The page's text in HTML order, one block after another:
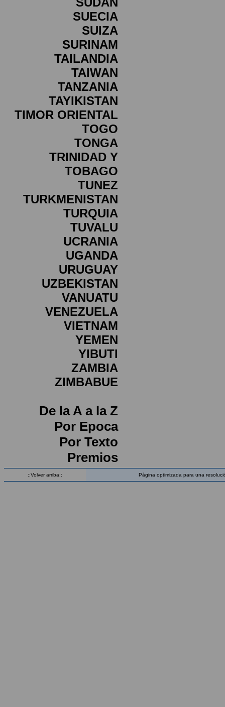
SUECIA
SUIZA
SURINAM
TAILANDIA
TAIWAN
TANZANIA
TAYIKISTAN
TIMOR ORIENTAL
TOGO
TONGA
TRINIDAD Y
TOBAGO
TUNEZ
TURKMENISTAN
TURQUIA
TUVALU
UCRANIA
UGANDA
URUGUAY
UZBEKISTAN
VANUATU
VENEZUELA
VIETNAM
YEMEN
YIBUTI
ZAMBIA
ZIMBABUE
De la A a la Z
Por Epoca
Por Texto
Premios
::Volver arriba:: Página optimizada para una